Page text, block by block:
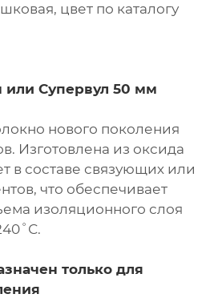
цвет по каталогу
или Супервул 50 мм
нового поколения
Изготовлена из оксида
в составе связующих или
что обеспечивает
изоляционного слоя
только для